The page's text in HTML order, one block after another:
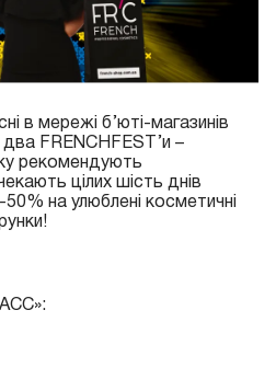
в мережі б’юті-магазинів
FRENCHFEST’и –
рекомендують
цілих шість днів
на улюблені косметичні